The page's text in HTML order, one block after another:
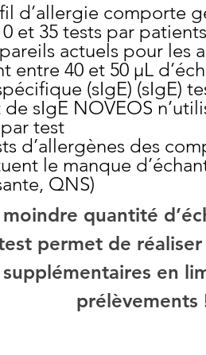
d’allergie comporte
et 35 tests par patients
actuels pour les
entre 40 et 50 µL
(sIgE) (sIgE)
de sIgE NOVEOS
test
d’allergènes des
le manque
QNS)
moindre quantité
permet de
supplémentaires en
prélèvements